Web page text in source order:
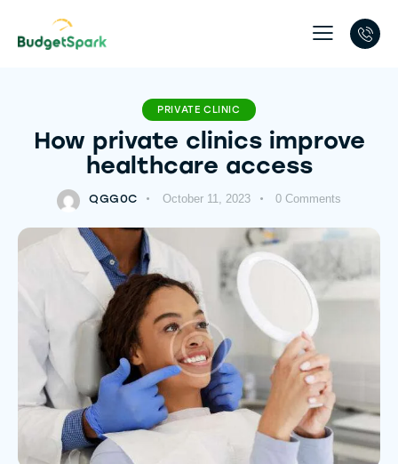
PRIVATE CLINIC
How private clinics improve
healthcare access
QGG0C October 11, 2023 0 Comments